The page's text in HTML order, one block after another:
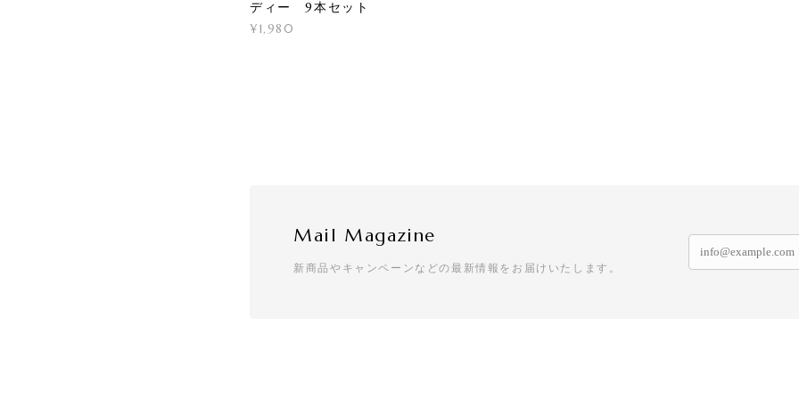
ディー 9本セット
¥1,980
Mail Magazine
新商品やキャンペーンなどの最新情報をお届けいたします。